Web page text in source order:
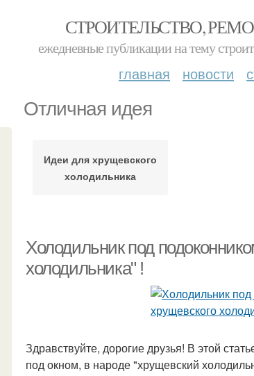
СТРОИТЕЛЬСТВО,
ежедневные публикации на тему
главная новости
Отличная идея
Идеи для хрущевского
холодильника
Холодильник под
холодильника" !
Здравствуйте, дорогие друзья! В этой
под окном, в народе "хрущевский